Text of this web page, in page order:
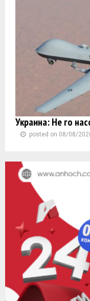
Украина: Не го
posted on 08/08/